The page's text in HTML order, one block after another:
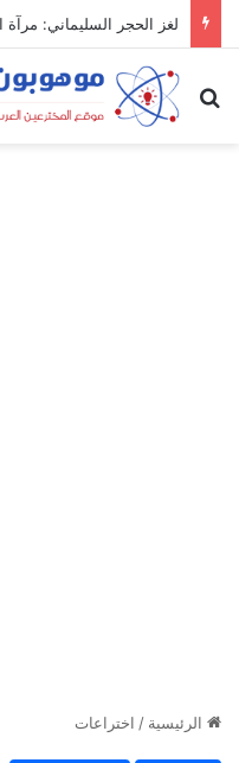
لغز الحجر السليماني: مرآة
بحث عن
الرئيسية / اختراعات